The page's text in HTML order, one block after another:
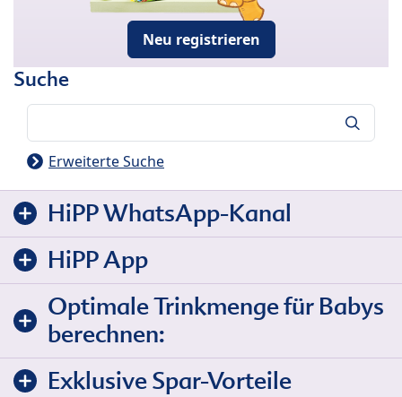
Neu registrieren
Suche
Erweiterte Suche
HiPP WhatsApp-Kanal
HiPP App
Optimale Trinkmenge für Babys
berechnen:
Exklusive Spar-Vorteile